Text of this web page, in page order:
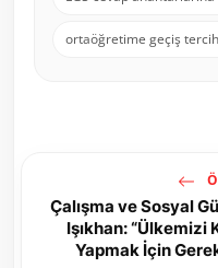
ortaöğretime geçiş
Çalışma ve Sosyal
Işıkhan: “Ülkemizi
Yapmak İçin